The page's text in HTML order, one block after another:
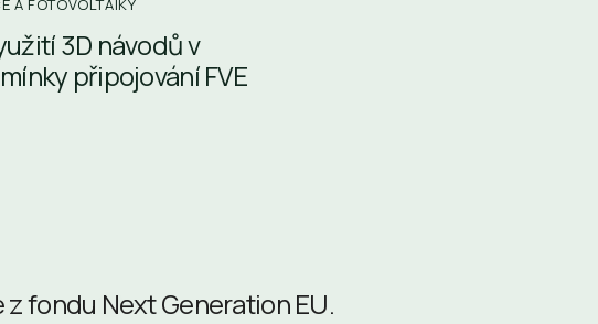
A FOTOVOLTAIKY
3D návodů v
připojování FVE
fondu Next Generation EU.